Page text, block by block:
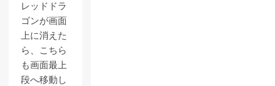
レッドドラ
ゴンが画面
上に消えた
ら、こちら
も画面最上
段へ移動し